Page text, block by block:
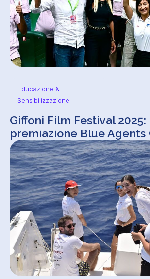
Educazione &
Sensibilizzazione
Giffoni Film Festival 2025:
premiazione Blue Agents